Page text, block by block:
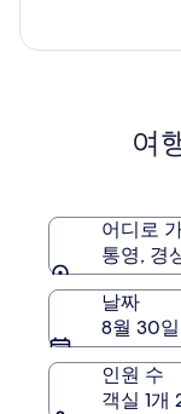
리
점,
여
어디로
통영, 경
날짜
8월 30
인원 수
객실 1개